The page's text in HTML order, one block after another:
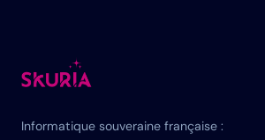
Informatique souveraine française :